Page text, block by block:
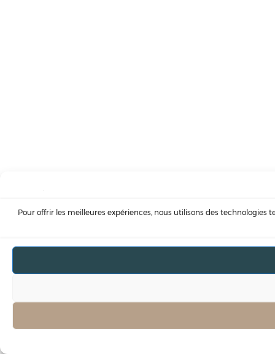
Pour offrir les meilleures expériences, nous utilisons des